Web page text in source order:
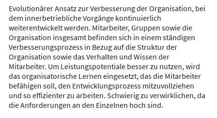
Evolutionärer Ansatz zur Verbesserung der Organisation, bei
dem innerbetriebliche Vorgänge kontinuierlich
weiterentwickelt werden. Mitarbeiter, Gruppen sowie die
Organisation insgesamt befinden sich in einem ständigen
Verbesserungsprozess in Bezug auf die Struktur der
Organisation sowie das Verhalten und Wissen der
Mitarbeiter. Um Leistungspotentiale besser zu nutzen, wird
das organisatorische Lernen eingesetzt, das die Mitarbeiter
befähigen soll, den Entwicklungsprozess mitzuvollziehen
und so effizienter zu arbeiten. Schwierig zu verwirklichen, da
die Anforderungen an den Einzelnen hoch sind.